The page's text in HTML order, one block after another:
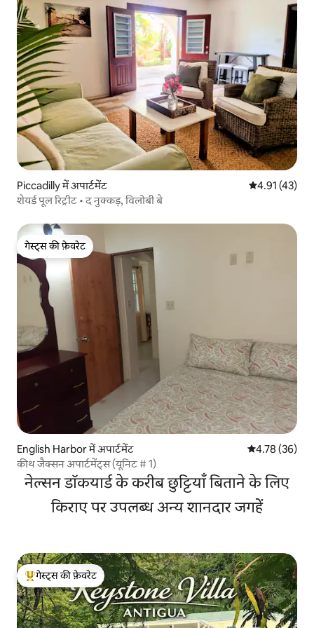
Piccadilly में अपार्टमेंट औसत रेटिंग 5 में
4.91 (43)
शेयर्ड पूल रिट्रीट • द नुक्कड़, विलोबी बे
गेस्ट्स की फ़ेवरेट
गेस्ट्स की फ़ेवरेट
English Harbor में अपार्टमेंट औसत रेटिंग 5 में
4.78 (36)
कीथ जैक्सन अपार्टमेंट्स (यूनिट # 1)
नेल्सन डॉकयार्ड के करीब छुट्टियाँ बिताने के लिए
किराए पर उपलब्ध अन्य शानदार जगहें
गेस्ट्स का टॉप फ़ेवरेट
गेस्ट्स की फ़ेवरेट